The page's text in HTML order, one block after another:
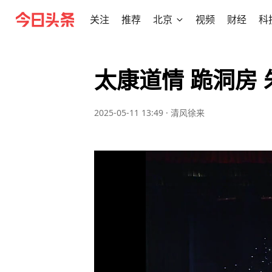
关注 推荐 北京 视频 财经 科
太康道情 跪洞房
2025-05-11 13:49 · 清风徐来